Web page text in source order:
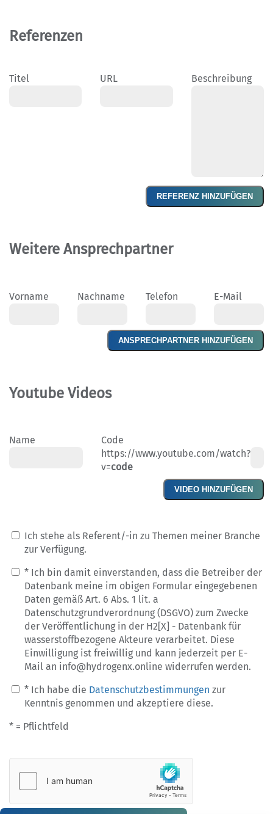
Referenzen
Titel URL Beschreibung
REFERENZ HINZUFÜGEN
Weitere Ansprechpartner
Vorname Nachname Telefon E-Mail
ANSPRECHPARTNER HINZUFÜGEN
Youtube Videos
Name
Code
https://www.youtube.com/watch?
v=code
VIDEO HINZUFÜGEN
Ich stehe als Referent/-in zu Themen meiner Branche
zur Verfügung.
* Ich bin damit einverstanden, dass die Betreiber der
Datenbank meine im obigen Formular eingegebenen
Daten gemäß Art. 6 Abs. 1 lit. a
Datenschutzgrundverordnung (DSGVO) zum Zwecke
der Veröffentlichung in der H2[X] - Datenbank für
wasserstoffbezogene Akteure verarbeitet. Diese
Einwilligung ist freiwillig und kann jederzeit per E-
Mail an info@hydrogenx.online widerrufen werden.
* Ich habe die Datenschutzbestimmungen zur
Kenntnis genommen und akzeptiere diese.
* = Pflichtfeld